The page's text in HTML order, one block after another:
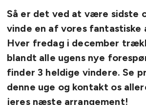
Så er det ved at være sidste
vinde en af vores fantastiske
Hver fredag i december
blandt alle ugens nye
finder 3 heldige vindere. Se
denne uge og kontakt os
jeres næste arrangement!